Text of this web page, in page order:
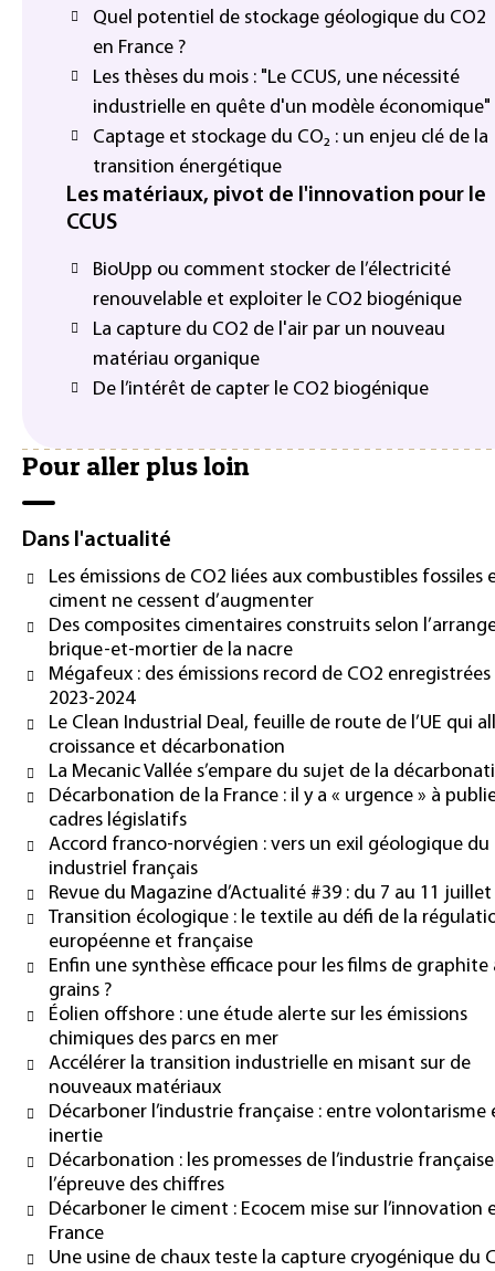
Quel potentiel de stockage géologique du CO2
en France ?
Les thèses du mois : "Le CCUS, une nécessité
industrielle en quête d'un modèle économique"
Captage et stockage du CO₂ : un enjeu clé de la
transition énergétique
Les matériaux, pivot de l'innovation pour le
CCUS
BioUpp ou comment stocker de l’électricité
renouvelable et exploiter le CO2 biogénique
La capture du CO2 de l'air par un nouveau
matériau organique
De l’intérêt de capter le CO2 biogénique
Pour aller plus loin
Dans l'actualité
Les émissions de CO2 liées aux combustibles fossiles
ciment ne cessent d’augmenter
Des composites cimentaires construits selon
brique-et-mortier de la nacre
Mégafeux : des émissions record de CO2 enregistrées
2023-2024
Le Clean Industrial Deal, feuille de route de l’UE qui
croissance et décarbonation
La Mecanic Vallée s’empare du sujet de la
Décarbonation de la France : il y a « urgence » à
cadres législatifs
Accord franco-norvégien : vers un exil géologique du
industriel français
Revue du Magazine d’Actualité #39 : du 7 au 11 juillet
Transition écologique : le textile au défi de la
européenne et française
Enfin une synthèse efficace pour les films de graphite
grains ?
Éolien offshore : une étude alerte sur les émissions
chimiques des parcs en mer
Accélérer la transition industrielle en misant sur de
nouveaux matériaux
Décarboner l’industrie française : entre volontarisme
inertie
Décarbonation : les promesses de l’industrie
l’épreuve des chiffres
Décarboner le ciment : Ecocem mise sur l’innovation
France
Une usine de chaux teste la capture cryogénique du